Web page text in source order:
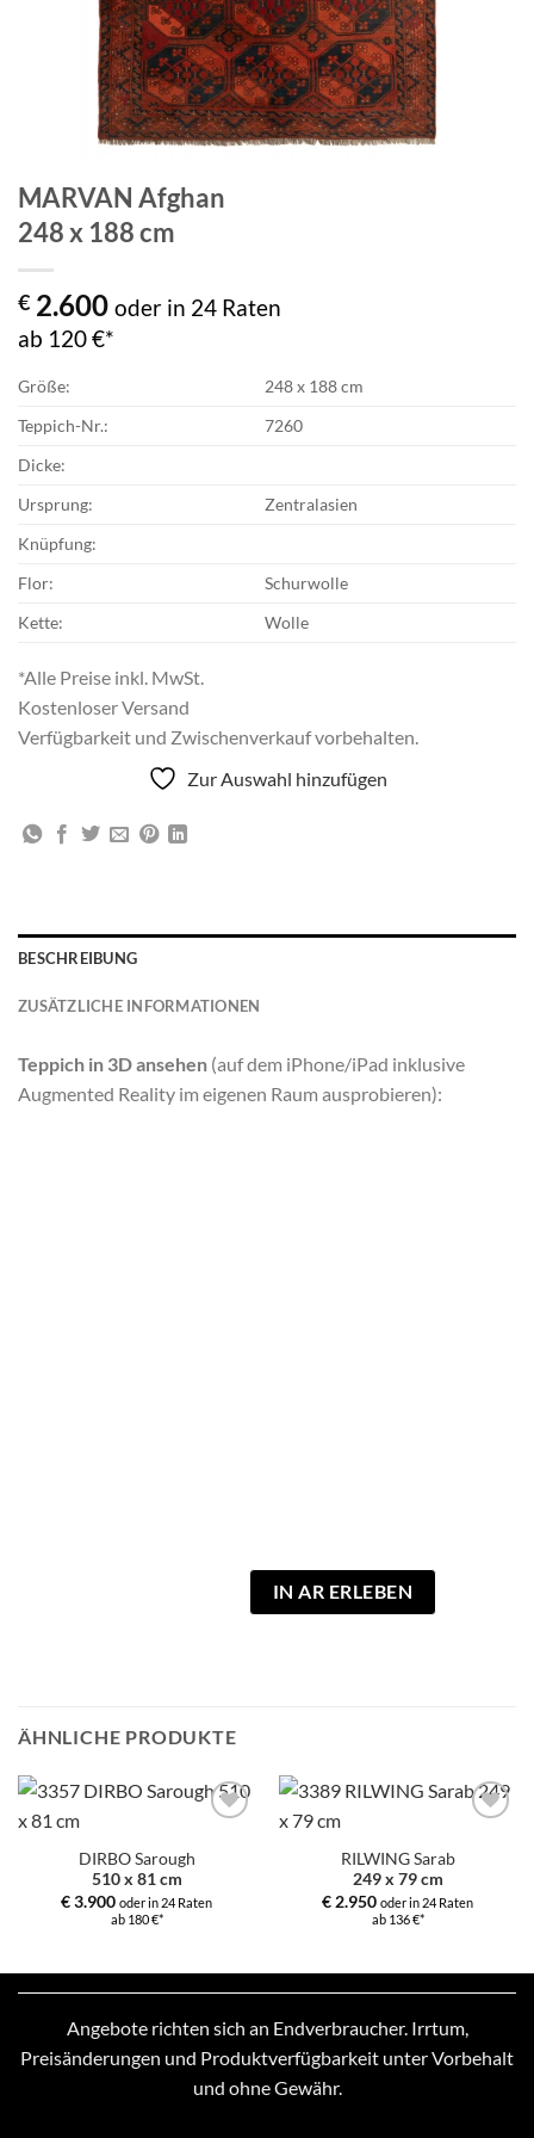
MARVAN Afghan
248 x 188 cm
€ 2.600 oder in 24 Raten
ab 120 €*
Größe:
248 x 188 cm
Teppich-Nr.:
7260
Dicke:
Ursprung:
Zentralasien
Knüpfung:
Flor:
Schurwolle
Kette:
Wolle
*Alle Preise inkl. MwSt.
Kostenloser Versand
Verfügbarkeit und Zwischenverkauf vorbehalten.
Zur Auswahl hinzufügen
BESCHREIBUNG
ZUSÄTZLICHE INFORMATIONEN
Teppich in 3D ansehen (auf dem iPhone/iPad inklusive
Augmented Reality im eigenen Raum ausprobieren):
IN AR ERLEBEN
ÄHNLICHE PRODUKTE
Auswahl
hinzufügen
DIRBO Sarough
510 x 81 cm
€3.900 oder in 24 Raten
ab 180 €*
Auswahl
hinzufügen
RILWING Sarab
249 x 79 cm
€ 2.950 oder in 24 Raten
ab 136 €*
Angebote richten sich an Endverbraucher. Irrtum,
Preisänderungen und Produktverfügbarkeit unter Vorbehalt
und ohne Gewähr.